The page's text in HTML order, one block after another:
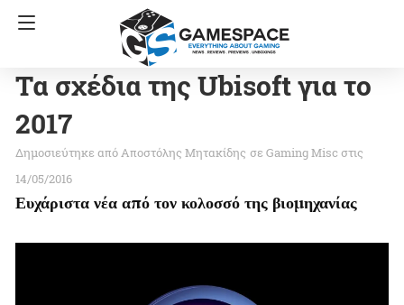
Τα σχέδια της Ubisoft για το
2017
Αποστόλης Μητακίδης σε Gaming Misc στις
14/05/2016
Ευχάριστα νέα από τον κολοσσό της βιομηχανίας